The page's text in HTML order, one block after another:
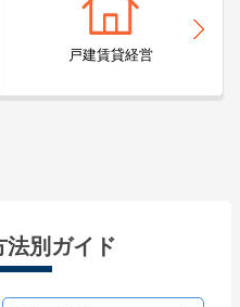
戸建賃貸経営
法別ガイド